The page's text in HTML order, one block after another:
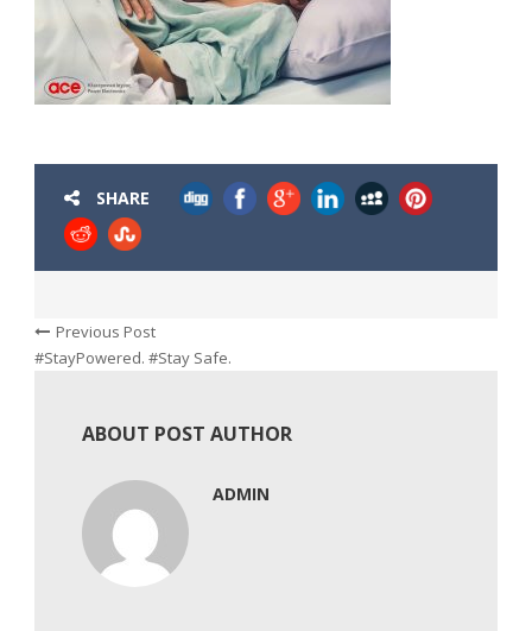
SHARE
Previous Post
#StayPowered. #Stay Safe.
ABOUT POST AUTHOR
ADMIN